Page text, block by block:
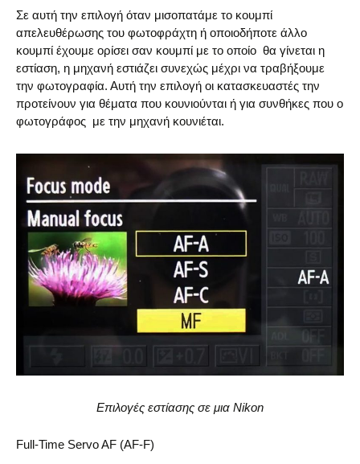
Σε αυτή την επιλογή όταν μισοπατάμε το κουμπί
απελευθέρωσης του φωτοφράχτη ή οποιοδήποτε άλλο
κουμπί έχουμε ορίσει σαν κουμπί με το οποίο θα γίνεται η
εστίαση, η μηχανή εστιάζει συνεχώς μέχρι να τραβήξουμε
την φωτογραφία. Αυτή την επιλογή οι κατασκευαστές την
προτείνουν για θέματα που κουνιούνται ή για συνθήκες που ο
φωτογράφος με την μηχανή κουνιέται.
Επιλογές εστίασης σε μια Nikon
Full-Time Servo AF (AF-F)